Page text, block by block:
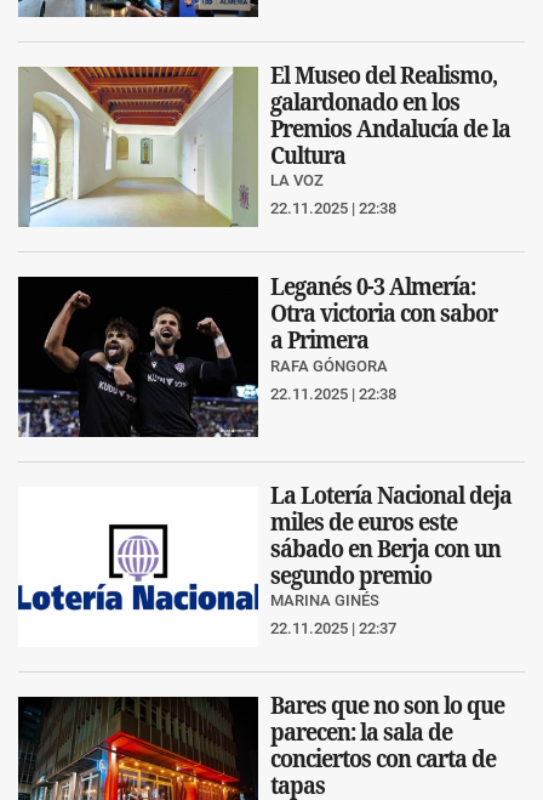
El Museo del Realismo,
galardonado en los
Premios Andalucía de la
Cultura
LA VOZ
22.11.2025 | 22:38
Leganés 0-3 Almería:
Otra victoria con sabor
a Primera
RAFA GÓNGORA
22.11.2025 | 22:38
La Lotería Nacional deja
miles de euros este
sábado en Berja con un
segundo premio
MARINA GINÉS
22.11.2025 | 22:37
Bares que no son lo que
parecen: la sala de
conciertos con carta de
tapas